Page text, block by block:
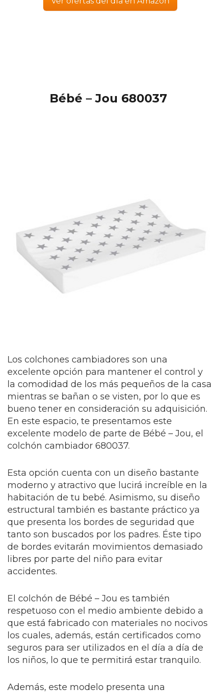
Bébé – Jou 680037
Los colchones cambiadores son una
excelente opción para mantener el control y
la comodidad de los más pequeños de la casa
mientras se bañan o se visten, por lo que es
bueno tener en consideración su adquisición.
En este espacio, te presentamos este
excelente modelo de parte de Bébé – Jou, el
colchón cambiador 680037.
Esta opción cuenta con un diseño bastante
moderno y atractivo que lucirá increíble en la
habitación de tu bebé. Asimismo, su diseño
estructural también es bastante práctico ya
que presenta los bordes de seguridad que
tanto son buscados por los padres. Éste tipo
de bordes evitarán movimientos demasiado
libres por parte del niño para evitar
accidentes.
El colchón de Bébé – Jou es también
respetuoso con el medio ambiente debido a
que está fabricado con materiales no nocivos
los cuales, además, están certificados como
seguros para ser utilizados en el día a día de
los niños, lo que te permitirá estar tranquilo.
Además, este modelo presenta una